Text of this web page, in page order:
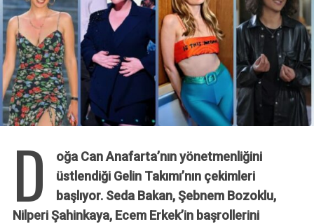
D
oğa Can Anafarta’nın yönetmenliğini
üstlendiği Gelin Takımı’nın çekimleri
başlıyor. Seda Bakan, Şebnem Bozoklu,
Nilperi Şahinkaya, Ecem Erkek’in başrollerini